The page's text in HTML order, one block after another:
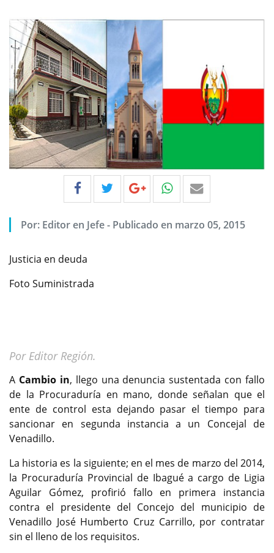
Por: Editor en Jefe- Publicado en marzo 05, 2015
Justicia en deuda
Foto Suministrada
Por Editor Región.
A Cambio in, llego una denuncia sustentada con fallo
de la Procuraduría en mano, donde señalan que el
ente de control esta dejando pasar el tiempo para
sancionar en segunda instancia a un Concejal de
Venadillo.
La historia es la siguiente; en el mes de marzo del 2014,
la Procuraduría Provincial de Ibagué a cargo de Ligia
Aguilar Gómez, profirió fallo en primera instancia
contra el presidente del Concejo del municipio de
Venadillo José Humberto Cruz Carrillo, por contratar
sin el lleno de los requisitos.